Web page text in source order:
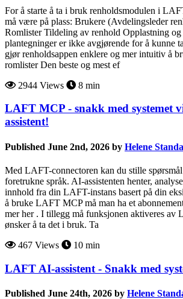
For å starte å ta i bruk renholdsmodulen i
må være på plass: Brukere (Avdelingsleder
Romlister Tildeling av renhold Opplastning
plantegninger er ikke avgjørende for å kunne
gjør renholdsappen enklere og mer intuitiv å
romlister Den beste og mest ef
2944 Views
8 min
LAFT MCP - snakk med systemet
assistent!
Published June 2nd, 2026 by Helene
Med LAFT-connectoren kan du stille
foretrukne språk. AI-assistenten henter,
innhold fra din LAFT-instans basert på din
å bruke LAFT MCP må man ha et
mer her . I tillegg må funksjonen aktiveres av
ønsker å ta det i bruk. Ta
467 Views
10 min
LAFT AI-assistent - Snakk med
Published June 24th, 2026 by Helene